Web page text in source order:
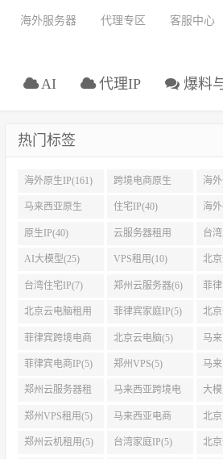
AI 代理IP 爆料
海外服务器 代理专区 客服中心
热门标签
海外原生IP(161) 跨境电商原生
IP(108)
海
马来西亚原生
IP(45)
住宅IP(40) 海
原生IP(40) 云服务器租用
(32)
台
AI大模型(25) VPS租用(10) 北
台湾住宅IP(7) 郑州云服务器(6) 菲
北京云电脑租用
(5)
菲律宾家庭IP(5) 北
菲律宾跨境电商
IP(5)
北京云电脑(5) 马
IP(5)
菲律宾电商IP(5) 郑州VPS(5) 马
IP(5)
郑州云服务器租
用(5)
马来西亚跨境电
商IP(5)
大
郑州VPS租用(5) 马来西亚电商
IP(5)
北
郑州云机租用(5) 台湾家庭IP(5) 北